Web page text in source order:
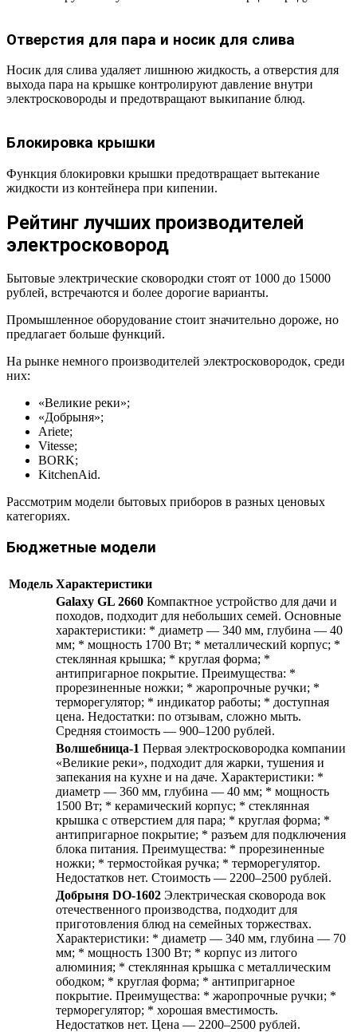
Отверстия для пара и носик для слива
Носик для слива удаляет лишнюю жидкость, а отверстия для
выхода пара на крышке контролируют давление внутри
электросковороды и предотвращают выкипание блюд.
Блокировка крышки
Функция блокировки крышки предотвращает вытекание
жидкости из контейнера при кипении.
Рейтинг лучших производителей
электросковород
Бытовые электрические сковородки стоят от 1000 до 15000
рублей, встречаются и более дорогие варианты.
Промышленное оборудование стоит значительно дороже, но
предлагает больше функций.
На рынке немного производителей электросковородок, среди
них:
«Великие реки»;
«Добрыня»;
Ariete;
Vitesse;
BORK;
KitchenAid.
Рассмотрим модели бытовых приборов в разных ценовых
категориях.
Бюджетные модели
Модель Характеристики
Galaxy GL 2660 Компактное устройство для дачи и
походов, подходит для небольших семей. Основные
характеристики: * диаметр — 340 мм, глубина — 40
мм; * мощность 1700 Вт; * металлический корпус; *
стеклянная крышка; * круглая форма; *
антипригарное покрытие. Преимущества: *
прорезиненные ножки; * жаропрочные ручки; *
терморегулятор; * индикатор работы; * доступная
цена. Недостатки: по отзывам, сложно мыть.
Средняя стоимость — 900–1200 рублей.
Волшебница-1 Первая электросковородка компании
«Великие реки», подходит для жарки, тушения и
запекания на кухне и на даче. Характеристики: *
диаметр — 360 мм, глубина — 40 мм; * мощность
1500 Вт; * керамический корпус; * стеклянная
крышка с отверстием для пара; * круглая форма; *
антипригарное покрытие; * разъем для подключения
блока питания. Преимущества: * прорезиненные
ножки; * термостойкая ручка; * терморегулятор.
Недостатков нет. Стоимость — 2200–2500 рублей.
Добрыня DO-1602 Электрическая сковорода вок
отечественного производства, подходит для
приготовления блюд на семейных торжествах.
Характеристики: * диаметр — 340 мм, глубина — 70
мм; * мощность 1300 Вт; * корпус из литого
алюминия; * стеклянная крышка с металлическим
ободком; * круглая форма; * антипригарное
покрытие. Преимущества: * жаропрочные ручки; *
терморегулятор; * хорошая вместимость.
Недостатков нет. Цена — 2200–2500 рублей.